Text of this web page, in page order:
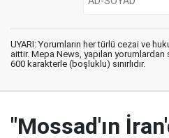
UYARI: Yorumların her türlü cezai ve
aittir. Mepa News, yapılan
600 karakterle (boşluklu) sınırlıdır.
"Mossad'ın